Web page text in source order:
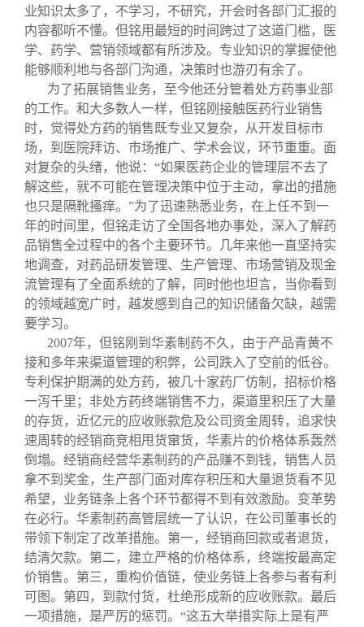
业知识太多了，不学习，不研究，开会时各部门汇报的
内容都听不懂。但铭用最短的时间跨过了这道门槛，医
学、药学、营销领域都有所涉及。专业知识的掌握使他
能够顺利地与各部门沟通，决策时也游刃有余了。
为了拓展销售业务，至今他还分管着处方药事业部
的工作。和大多数人一样，但铭刚接触医药行业销售
时，觉得处方药的销售既专业又复杂，从开发目标市
场，到医院拜访、市场推广、学术会议，环节重重。面
对复杂的头绪，他说：“如果医药企业的管理层不去了
解这些，就不可能在管理决策中位于主动，拿出的措施
也只是隔靴搔痒。”为了迅速熟悉业务，在上任不到一
年的时间里，但铭走访了全国各地办事处，深入了解药
品销售全过程中的各个主要环节。几年来他一直坚持实
地调查，对药品研发管理、生产管理、市场营销及现金
流管理有了全面系统的了解，同时他也坦言，当你看到
的领域越宽广时，越发感到自己的知识储备欠缺，越需
要学习。
2007年，但铭刚到华素制药不久，由于产品青黄不
接和多年来渠道管理的积弊，公司跌入了空前的低谷。
专利保护期满的处方药，被几十家药厂仿制，招标价格
一泻千里；非处方药终端销售不力，渠道里积压了大量
的存货，近亿元的应收账款危及公司资金周转，追求快
速周转的经销商竞相甩货窜货，华素片的价格体系轰然
倒塌。经销商经营华素制药的产品赚不到钱，销售人员
拿不到奖金，生产部门面对库存积压和大量退货看不见
希望，业务链条上各个环节都得不到有效激励。变革势
在必行。华素制药高管层统一了认识，在公司董事长的
带领下制定了改革措施。第一，经销商回款或者退货，
结清欠款。第二，建立严格的价格体系，终端按最高定
价销售。第三，重构价值链，使业务链上各参与者有利
可图。第四，到款付货，杜绝形成新的应收账款。最后
一项措施，是严厉的惩罚。“这五大举措实际上是有严